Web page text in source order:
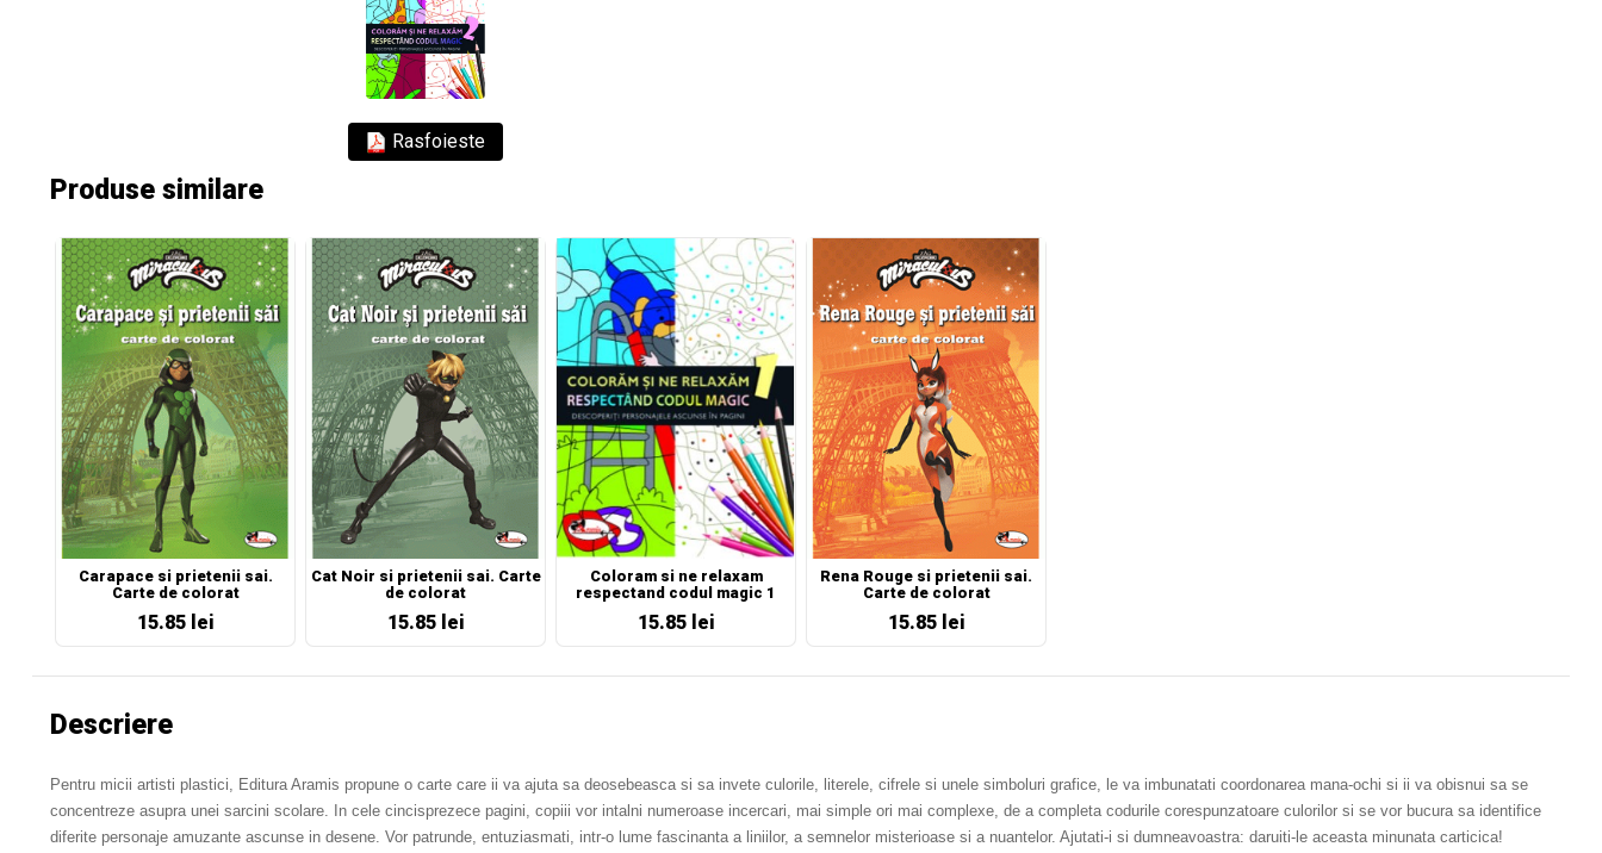
Rasfoieste
Produse similare
Carapace si prietenii sai.
Carte de colorat
15.85 lei
Cat Noir si prietenii sai. Carte
de colorat
15.85 lei
Coloram si ne relaxam
respectand codul magic 1
15.85 lei
Rena Rouge si prietenii sai.
Carte de colorat
15.85 lei
Descriere
Pentru micii artisti plastici, Editura Aramis propune o carte care ii va ajuta sa deosebeasca si sa invete culorile, literele, cifrele si unele simboluri grafice, le va imbunatati coordonarea mana-ochi si ii va obisnui sa se
concentreze asupra unei sarcini scolare. In cele cincisprezece pagini, copiii vor intalni numeroase incercari, mai simple ori mai complexe, de a completa codurile corespunzatoare culorilor si se vor bucura sa identifice
diferite personaje amuzante ascunse in desene. Vor patrunde, entuziasmati, intr-o lume fascinanta a liniilor, a semnelor misterioase si a nuantelor. Ajutati-i si dumneavoastra: daruiti-le aceasta minunata carticica!